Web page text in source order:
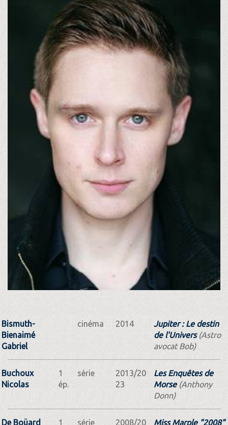
Bismuth-
Bienaimé
Gabriel
cinéma 2014
Jupiter : Le destin
de l'Univers(Astro
avocat Bob)
Buchoux
Nicolas
1
ép.
série
2013/20
23
Les Enquêtes de
Morse(Anthony
Donn)
De Boüard 1 série 2008/20 Miss Marple "2008"